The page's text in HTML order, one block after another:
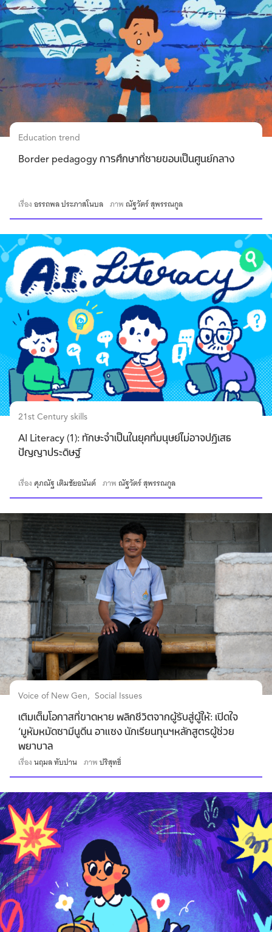
Education trend
Border pedagogy การศึกษาที่ชายขอบเป็นศูนย์กลาง
เรื่องอรรถพล ประภาสโนบล ภาพณัฐวัตร์ สุพรรณกูล
21st Century skills
AI Literacy (1): ทักษะจำเป็นในยุคที่มนุษย์ไม่อาจปฏิเสธ
ปัญญาประดิษฐ์
เรื่อง ศุภณัฐ เติมชัยอนันต์ ภาพณัฐวัตร์ สุพรรณกูล
Voice of New Gen Social Issues
เติมเต็มโอกาสที่ขาดหาย พลิกชีวิตจากผู้รับสู่ผู้ให้: เปิดใจ
‘มูหัมหมัดซามีนูดีน อาแซง นักเรียนทุนฯหลักสูตรผู้ช่วย
พยาบาล
เรื่องนฤมล ทับปาน ภาพปริสุทธิ์